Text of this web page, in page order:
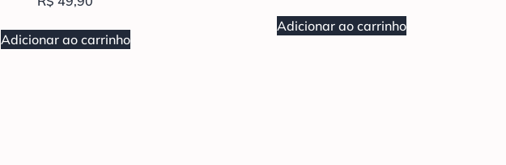
Adicionar ao carrinho
Adicionar ao carrinho